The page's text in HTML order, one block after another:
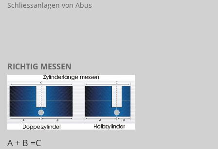
Schliessanlagen von Abus
RICHTIG MESSEN
A + B =C